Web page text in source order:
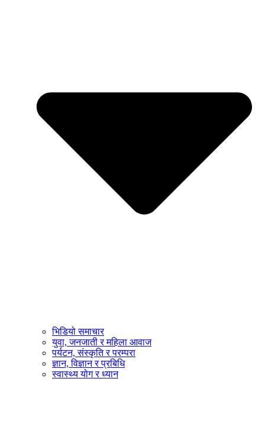
भिडियो समाचार
युवा, जनजाती र महिला आवाज
पर्यटन, संस्कृति र परम्परा
ज्ञान, विज्ञान र प्रबिधि
स्वास्थ्य योग र ध्यान